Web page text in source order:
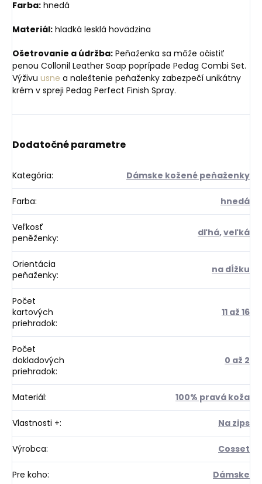
Farba: hnedá
Materiál: hladká lesklá hovädzina
Ošetrovanie a údržba: Peňaženka sa môže očistiť
penou Collonil Leather Soap poprípade Pedag Combi Set.
Výživu usne a naleštenie peňaženky zabezpečí unikátny
krém v spreji Pedag Perfect Finish Spray.
Dodatočné parametre
Kategória: Dámske kožené peňaženky
Farba: hnedá
Veľkosť
peněženky: dľhá,veľká
Orientácia
peňaženky: na dĺžku
Počet
kartových
priehradok:
11 až 16
Počet
dokladových
priehradok:
0 až 2
Materiál: 100% pravá koža
Vlastnosti +: Na zips
Výrobca: Cosset
Pre koho: Dámske